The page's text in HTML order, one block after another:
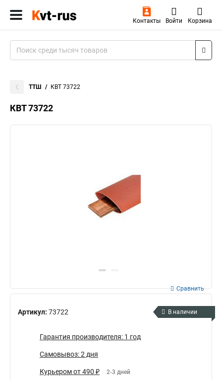
Контакты Войти Корзина
ТТШ КВТ 73722
КВТ 73722
Артикул: 73722
Сравнить
В наличии
Гарантия производителя: 1 год
Самовывоз: 2 дня
Курьером от 490 ₽ 2-3 дней